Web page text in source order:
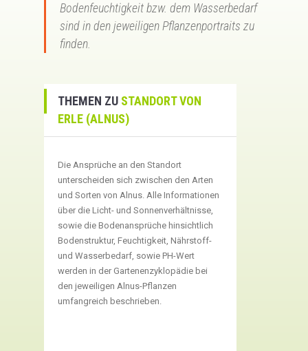
Bodenfeuchtigkeit bzw. dem Wasserbedarf
sind in den jeweiligen Pflanzenportraits zu
finden.
THEMEN ZU STANDORT VON
ERLE (ALNUS)
Die Ansprüche an den Standort
unterscheiden sich zwischen den Arten
und Sorten von Alnus. Alle Informationen
über die Licht- und Sonnenverhältnisse,
sowie die Bodenansprüche hinsichtlich
Bodenstruktur, Feuchtigkeit, Nährstoff-
und Wasserbedarf, sowie PH-Wert
werden in der Gartenenzyklopädie bei
den jeweiligen Alnus-Pflanzen
umfangreich beschrieben.